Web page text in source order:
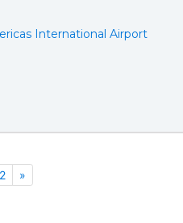
International Airport
2 »Siguiente